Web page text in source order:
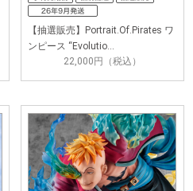
【抽選販売】Portrait.Of.Pirates ワ
ンピース “Evolutio…
22,000円（税込）